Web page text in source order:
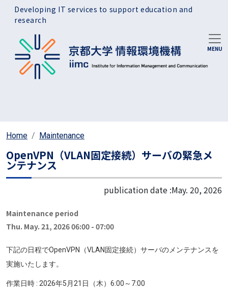
Skip to main content
Developing IT services to support education and
research
Home Maintenance
OpenVPN（VLAN固定接続）サーバの緊急メ
ンテナンス
publication date :May. 20, 2026
Maintenance period
Thu. May. 21, 2026 06:00 - 07:00
下記の日程でOpenVPN（VLAN固定接続）サーバのメンテナンスを
実施いたします。
作業日時 : 2026年5月21日（木）6:00～7:00